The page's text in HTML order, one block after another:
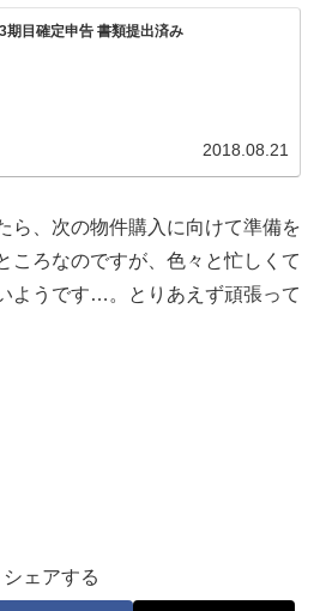
期目確定申告 書類提出済み
2018.08.21
ら、次の物件購入に向けて準備を
ころなのですが、色々と忙しくて
ようです…。とりあえず頑張って
シェアする